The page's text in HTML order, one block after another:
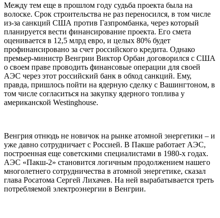
Между тем еще в прошлом году судьба проекта была на
волоске. Срок строительства не раз переносился, в том числе
из-за санкций США против Газпромбанка, через который
планируется вести финансирование проекта. Его смета
оценивается в 12,5 млрд евро, и целых 80% будет
профинансировано за счет российского кредита. Однако
премьер-министр Венгрии Виктор Орбан договорился с США
о своем праве проводить финансовые операции для своей
АЭС через этот российский банк в обход санкций. Ему,
правда, пришлось пойти на ядерную сделку с Вашингтоном, в
том числе согласиться на закупку ядерного топлива у
американской Westinghouse.
Венгрия отнюдь не новичок на рынке атомной энергетики – и
уже давно сотрудничает с Россией. В Пакше работает АЭС,
построенная еще советскими специалистами в 1980-х годах.
АЭС «Пакш-2» становится логичным продолжением нашего
многолетнего сотрудничества в атомной энергетике, сказал
глава Росатома Сергей Лихачев. На ней вырабатывается треть
потребляемой электроэнергии в Венгрии.